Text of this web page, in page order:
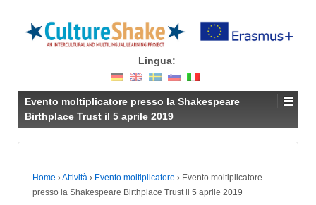
Lingua:
Evento moltiplicatore presso la Shakespeare
Birthplace Trust il 5 aprile 2019
Home ›Attività › Evento moltiplicatore › Evento moltiplicatore
presso la Shakespeare Birthplace Trust il 5 aprile 2019